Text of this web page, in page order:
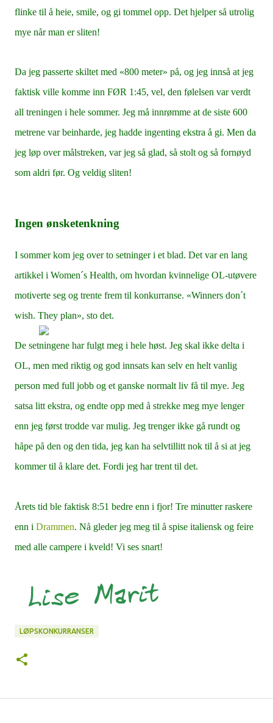
flinke til å heie, smile, og gi tommel opp. Det hjelper så utrolig
mye når man er sliten!
Da jeg passerte skiltet med «800 meter» på, og jeg innså at jeg
faktisk ville komme inn FØR 1:45, vel, den følelsen var verdt
all treningen i hele sommer. Jeg må innrømme at de siste 600
metrene var beinharde, jeg hadde ingenting ekstra å gi. Men da
jeg løp over målstreken, var jeg så glad, så stolt og så fornøyd
som aldri før. Og veldig sliten!
Ingen ønsketenkning
I sommer kom jeg over to setninger i et blad. Det var en lang
artikkel i Women´s Health, om hvordan kvinnelige OL-utøvere
motiverte seg og trente frem til konkurranse. «Winners don´t
wish. They plan», sto det.
De setningene har fulgt meg i hele høst. Jeg skal ikke delta i
OL, men med riktig og god innsats kan selv en helt vanlig
person med full jobb og et ganske normalt liv få til mye. Jeg
satsa litt ekstra, og endte opp med å strekke meg mye lenger
enn jeg først trodde var mulig. Jeg trenger ikke gå rundt og
håpe på den og den tida, jeg kan ha selvtillitt nok til å si at jeg
kommer til å klare det. Fordi jeg har trent til det.
Årets tid ble faktisk 8:51 bedre enn i fjor! Tre minutter raskere
enn i Drammen. Nå gleder jeg meg til å spise italiensk og feire
med alle campere i kveld! Vi ses snart!
LØPSKONKURRANSER